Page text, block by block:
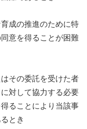
成の推進のために特
意を得ることが困難
その委託を受けた者
対して協力する必要
ることにより当該事
とき